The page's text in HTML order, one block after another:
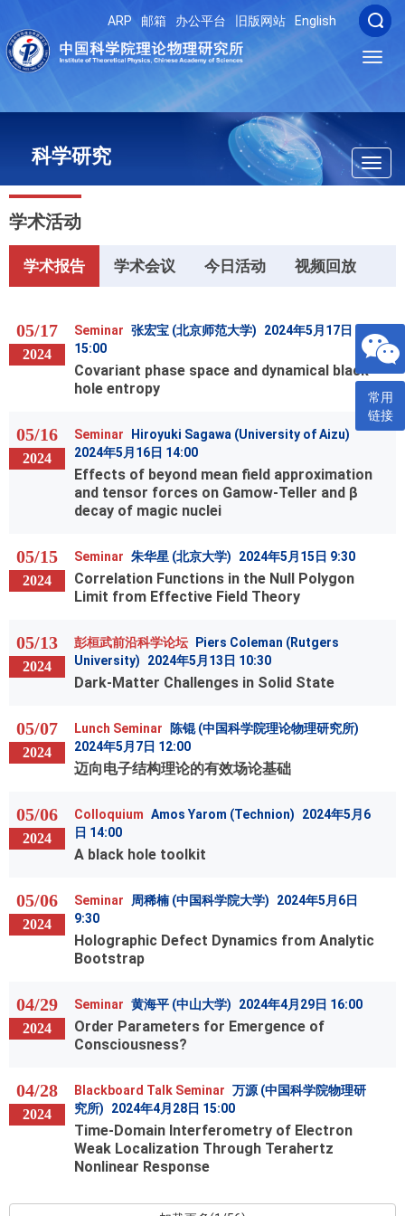
ARP 邮箱 办公平台 旧版网站 English
科学研究
学术活动
学术报告 学术会议 今日活动 视频回放
05/17
2024
Seminar 张宏宝 (北京师范大学)
2024年5月17日
15:00
Covariant phase space and dynamical black
hole entropy
05/16
2024
Seminar
Hiroyuki Sagawa (University of Aizu)
2024年5月16日 14:00
Effects of beyond mean field approximation
and tensor forces on Gamow-Teller and β
decay of magic nuclei
05/15
2024
Seminar 朱华星 (北京大学) 2024年5月15日 9:30
Correlation Functions in the Null Polygon
Limit from Effective Field Theory
05/13
2024
彭桓武前沿科学论坛
Piers Coleman (Rutgers
University)
2024年5月13日 10:30
Dark-Matter Challenges in Solid State
05/07
2024
Lunch Seminar
陈锟 (中国科学院理论物理研究所)
2024年5月7日 12:00
迈向电子结构理论的有效场论基础
05/06
2024
Colloquium Amos Yarom (Technion)
2024年5月6
日 14:00
A black hole toolkit
05/06
2024
Seminar 周稀楠 (中国科学院大学)
2024年5月6日
9:30
Holographic Defect Dynamics from Analytic
Bootstrap
04/29
2024
Seminar 黄海平 (中山大学) 2024年4月29日 16:00
Order Parameters for Emergence of
Consciousness?
04/28
2024
Blackboard Talk Seminar 万源 (中国科学院物理研
究所)
2024年4月28日 15:00
Time-Domain Interferometry of Electron
Weak Localization Through Terahertz
Nonlinear Response
常用
链接